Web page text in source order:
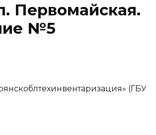
Первомайская.
№5
(ГБУ